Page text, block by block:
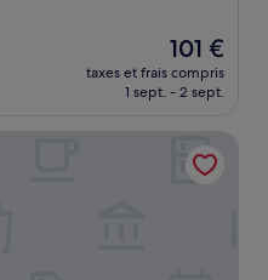
Le
nouveau
prix
de
101 €
101 €
taxes et frais compris
1 sept. - 2 sept.
Airport South Blue Lagoon